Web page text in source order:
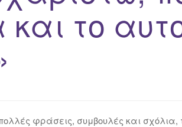
το
φράσεις, συμβουλές και σχόλια,